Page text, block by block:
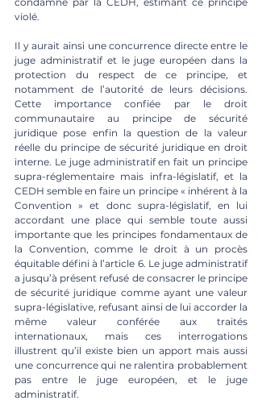
violé.
Il y aurait ainsi une concurrence directe entre le
juge administratif et le juge européen dans la
protection du respect de ce principe, et
notamment de l’autorité de leurs décisions.
Cette importance confiée par le droit
communautaire au principe de sécurité
juridique pose enfin la question de la valeur
réelle du principe de sécurité juridique en droit
interne. Le juge administratif en fait un principe
supra-réglementaire mais infra-législatif, et la
CEDH semble en faire un principe « inhérent à la
Convention » et donc supra-législatif, en lui
accordant une place qui semble toute aussi
importante que les principes fondamentaux de
la Convention, comme le droit à un procès
équitable défini à l’article 6. Le juge administratif
a jusqu’à présent refusé de consacrer le principe
de sécurité juridique comme ayant une valeur
supra-législative, refusant ainsi de lui accorder la
même valeur conférée aux traités
internationaux, mais ces interrogations
illustrent qu’il existe bien un apport mais aussi
une concurrence qui ne ralentira probablement
pas entre le juge européen, et le juge
administratif.